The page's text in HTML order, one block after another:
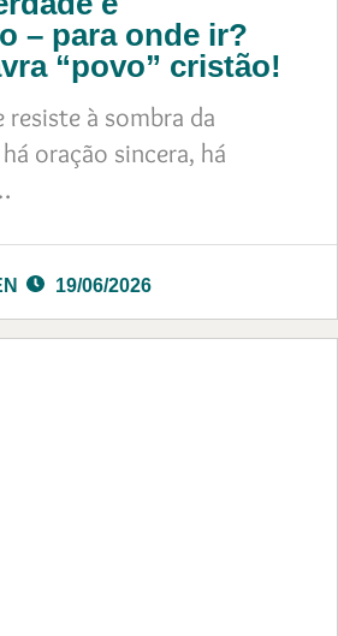
– para onde ir?
“povo” cristão!
resiste à sombra da
oração sincera, há
19/06/2026